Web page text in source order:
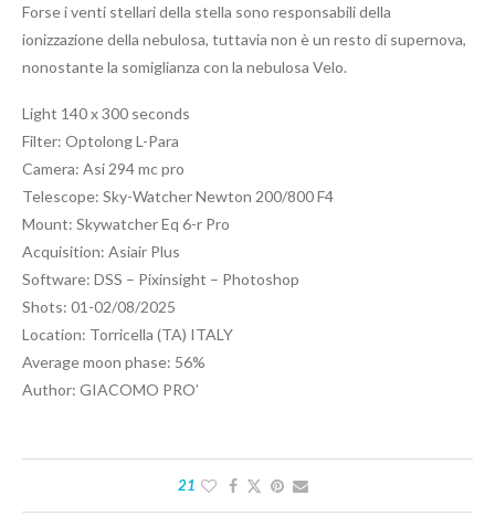
Forse i venti stellari della stella sono responsabili della
ionizzazione della nebulosa, tuttavia non è un resto di supernova,
nonostante la somiglianza con la nebulosa Velo.
Light 140 x 300 seconds
Filter: Optolong L-Para
Camera: Asi 294 mc pro
Telescope: Sky-Watcher Newton 200/800 F4
Mount: Skywatcher Eq 6-r Pro
Acquisition: Asiair Plus
Software: DSS – Pixinsight – Photoshop
Shots: 01-02/08/2025
Location: Torricella (TA) ITALY
Average moon phase: 56%
Author: GIACOMO PRO’
21